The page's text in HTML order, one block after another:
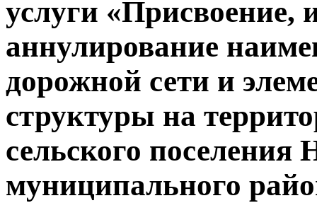
услуги «Присвоение,
аннулирование
дорожной сети и
структуры на
сельского поселения
муниципального